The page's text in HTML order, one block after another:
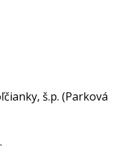
š.p. (Parková